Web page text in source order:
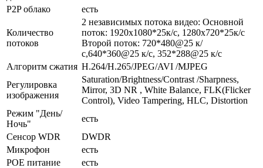
P2P облако
есть
Количество
потоков
2 независимых потока видео: Основной
поток: 1920х1080*25к/с, 1280х720*25к/с
Второй поток: 720*480@25 к/
с,640*360@25 к/с, 352*288@25 к/с
Алгоритм сжатия H.264/H.265/JPEG/AVI /MJPEG
Регулировка
изображения
Saturation/Brightness/Contrast /Sharpness,
Mirror, 3D NR , White Balance, FLK(Flicker
Control), Video Tampering, HLC, Distortion
Режим "День/
Ночь"
есть
Сенсор WDR
DWDR
Микрофон
есть
POE питание
есть